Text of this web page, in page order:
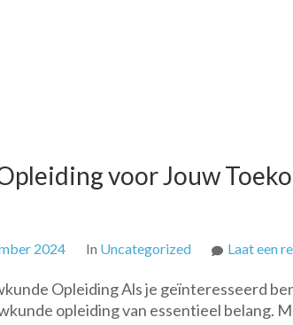
voor Jouw
2024 In Uncategorized Laat een
Opleiding Als je geïnteresseerd
opleiding van essentieel belang.